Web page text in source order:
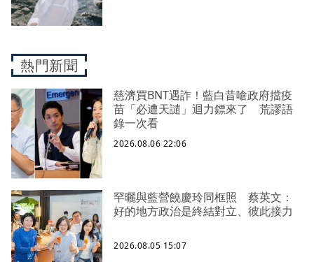
熱門新聞
慈濟買BNT遇詐！藍白昔嗆政府擋疫
苗「必遭天譴」迴力鏢來了 荒謬語
錄一次看
2026.08.06 22:06
罕曬與藍營饒慶玲同框照 蔡英文：
好的地方政治是終結對立、彼此接力
2026.08.05 15:07